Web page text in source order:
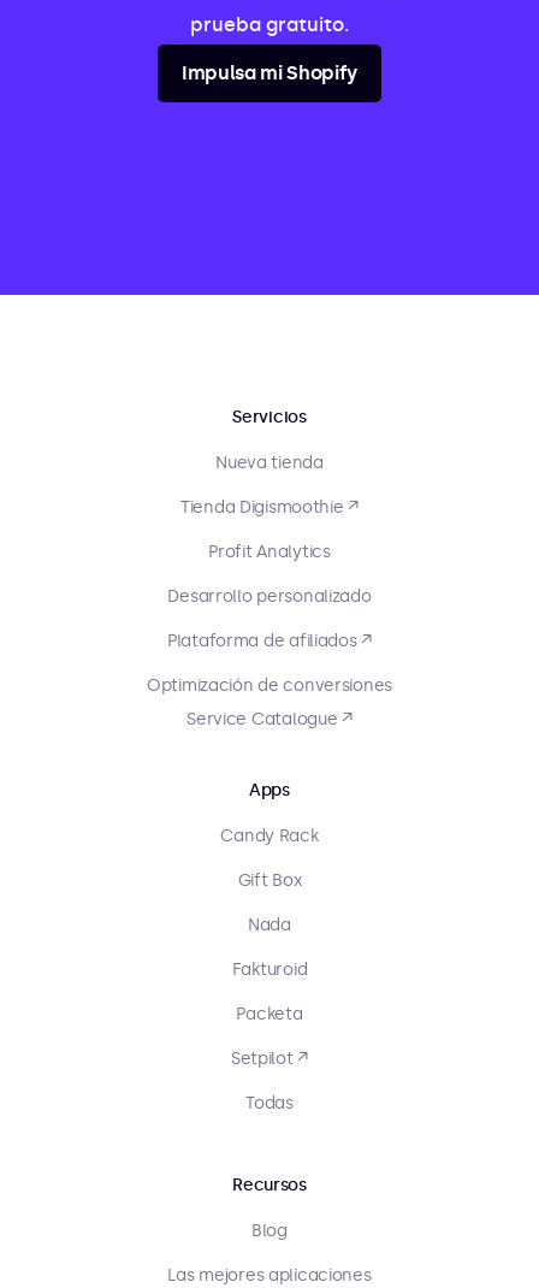
prueba gratuito.
Impulsa mi Shopify
Servicios
Nueva tienda
Tienda Digismoothie ↗
Profit Analytics
Desarrollo personalizado
Plataforma de afiliados ↗
Optimización de conversiones
Service Catalogue ↗
Apps
Candy Rack
Gift Box
Nada
Fakturoid
Packeta
Setpilot ↗
Todas
Recursos
Blog
Las mejores aplicaciones